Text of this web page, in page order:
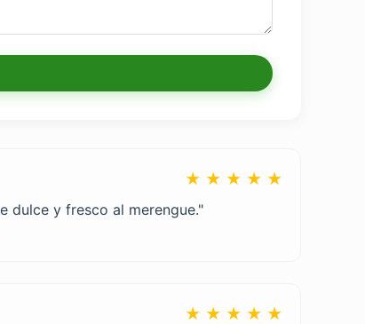
★ ★ ★ ★ ★
dulce y fresco al merengue."
★ ★ ★ ★ ★